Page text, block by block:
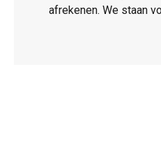
afrekenen. We staan